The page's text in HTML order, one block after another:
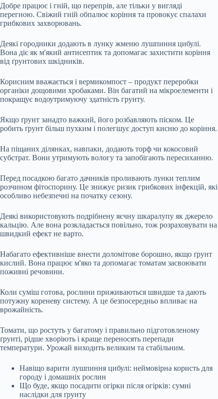
Добре працює і гній, що перепрів, але тільки у вигляді
перегною. Свіжий гній обпалює коріння та провокує спалахи
грибкових захворювань.
Деякі городники додають в лунку жменю лушпиння цибулі.
Вона діє як м'який антисептик та допомагає захистити коріння
від ґрунтових шкідників.
Корисним вважається і вермикомпост – продукт переробки
органіки дощовими хробаками. Він багатий на мікроелементи і
покращує водоутримуючу здатність грунту.
Якщо ґрунт занадто важкий, його розбавляють піском. Це
робить ґрунт більш пухким і полегшує доступ кисню до коріння.
На піщаних ділянках, навпаки, додають торф чи кокосовий
субстрат. Вони утримують вологу та запобігають пересиханню.
Перед посадкою багато дачників проливають лунки теплим
розчином фітоспорину. Це знижує ризик грибкових інфекцій, які
особливо небезпечні на початку сезону.
Деякі використовують подрібнену яєчну шкаралупу як джерело
кальцію. Але вона розкладається повільно, тож розраховувати на
швидкий ефект не варто.
Набагато ефективніше внести доломітове борошно, якщо ґрунт
кислий. Вона працює м'яко та допомагає томатам засвоювати
поживні речовини.
Коли суміш готова, рослини приживаються швидше та дають
потужну кореневу систему. А це безпосередньо впливає на
врожайність.
Томати, що ростуть у багатому і правильно підготовленому
ґрунті, рідше хворіють і краще переносять перепади
температури. Урожай виходить великим та стабільним.
Навіщо варити лушпиння цибулі: неймовірна користь для
городу і домашніх рослин
Що буде, якщо посадити огірки після огірків: сумні
наслідки для ґрунту